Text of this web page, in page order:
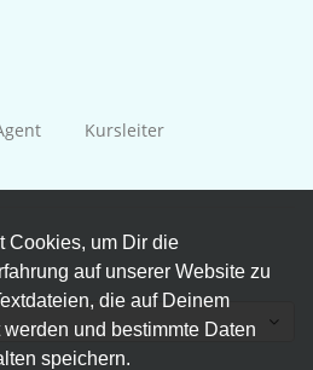
Cookies, um Dir die
auf unserer Website zu
die auf Deinem
und bestimmte Daten
speichern.
Kursleiter